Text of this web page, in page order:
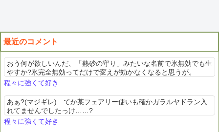
最近のコメント
おう何が欲しいんだ、「熱砂の守り」みたいな名前で氷無効でも生
やすか?氷完全無効ってだけで変えが効かなくなると思うが。
程々に強くて好き
あぁ?(マジギレ)…てか某フェアリー使いも確かガラルヤドラン入
れてませんでしたっけ……?
程々に強くて好き